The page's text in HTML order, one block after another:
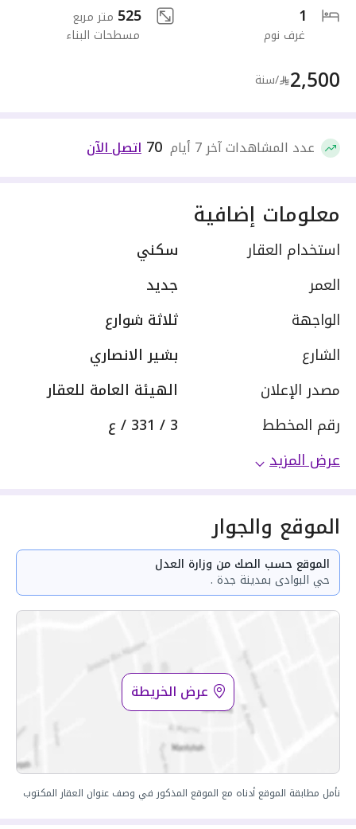
1
غرف نوم
525 متر مربع
مسطحات البناء
2,500 /سنة
عدد المشاهدات آخر 7 أيام 70 اتصل الآن
معلومات إضافية
استخدام العقار
سكني
العمر
جديد
الواجهة
ثلاثة شوارع
الشارع
بشير الانصاري
مصدر الإعلان
الهيئة العامة للعقار
رقم المخطط
3 / 331 / ع
عرض المزيد
الموقع والجوار
الموقع حسب الصك من وزارة العدل
حي البوادى بمدينة جدة .
عرض الخريطة
نأمل مطابقة الموقع أدناه مع الموقع المذكور في وصف عنوان العقار المكتوب